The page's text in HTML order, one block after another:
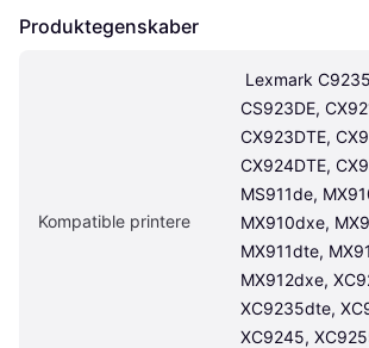
Produktegenskaber
Kompatible printere
CS923DE,
CX923DTE,
CX924DTE,
MS911de,
MX910dxe,
MX911dte,
MX912dxe,
XC9235dte,
XC9245,